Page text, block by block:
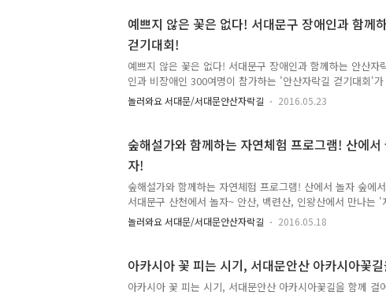
예쁘지 않은 꽃은 없다! 서대문구 장애인과 함께
걷기대회!
예쁘지 않은 꽃은 없다! 서대문구 장애인과 함께하는 안산자
인과 비장애인 300여명이 참가하는 '안산자락길 걷기대회'
애인종합복지관과 함께하는 진행하게 됩니다. tong지기와 함
요 ^^ :: 서대문구 장애인과 함께하는 안산자락길 걷기대회
다양한 부스 운영 ○ 문의사항 : 서대문장애인종합복지관 ☎
페이지 http://www.welfare-center.or.kr/index.htm ※ 복
산자락길' 검색 함께 소통하고 자연을 느낄 수 있는 좋은 시간
의 많은 관심과 참여 부..
놀러와요 서대문/서대문안산자락길 2016.05.23
숲해설가와 함께하는 자연체험 프로그램! 산에서
자!
숲해설가와 함께하는 자연체험 프로그램! 산에서 놀자 숲에
서대문구 산천에서 놀자~ 안산, 백련산, 인왕산에서 만나는 '
램'을 소개할까 합니다~ ^^ 계절에 따라 자연의 변화를 관찰
료로 놀이를 체험해보자~ 우리 산의 역사, 문화, 자연생태에
해 드릴게요~ :: 서대문구 '자연체험 프로그램' ○ 프로그램
램 ○ 체험 프로그램 내용 - 이야기가 있는 자락길 여행 - 초
행 - 숲 치유 - 양서류 관찰교실 - 희망목공교실 - 꽃누르미 -
놀러와요 서대문/서대문안산자락길 2016.05.18
아카시아 꽃 피는 시기, 서대문안산 아카시아꽃
아카시아 꽃 피는 시기, 서대문안산 아카시아꽃길을 함께 걸